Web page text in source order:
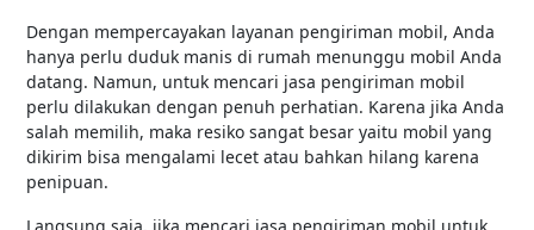
Dengan mempercayakan layanan pengiriman mobil, Anda
hanya perlu duduk manis di rumah menunggu mobil Anda
datang. Namun, untuk mencari jasa pengiriman mobil
perlu dilakukan dengan penuh perhatian. Karena jika Anda
salah memilih, maka resiko sangat besar yaitu mobil yang
dikirim bisa mengalami lecet atau bahkan hilang karena
penipuan.